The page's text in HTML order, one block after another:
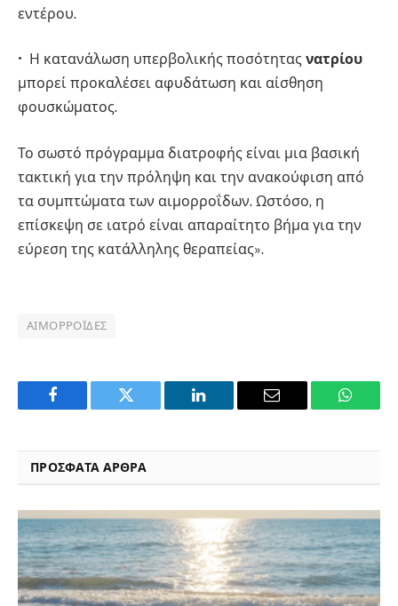
εντέρου.
• Η κατανάλωση υπερβολικής ποσότητας νατρίου
μπορεί προκαλέσει αφυδάτωση και αίσθηση
φουσκώματος.
Το σωστό πρόγραμμα διατροφής είναι μια βασική
τακτική για την πρόληψη και την ανακούφιση από
τα συμπτώματα των αιμορροΐδων. Ωστόσο, η
επίσκεψη σε ιατρό είναι απαραίτητο βήμα για την
εύρεση της κατάλληλης θεραπείας».
ΑΙΜΟΡΡΟΪ́ΔΕΣ
Facebook Twitter LinkedIn Email
ΠΡΟΣΦΑΤΑ ΑΡΘΡΑ